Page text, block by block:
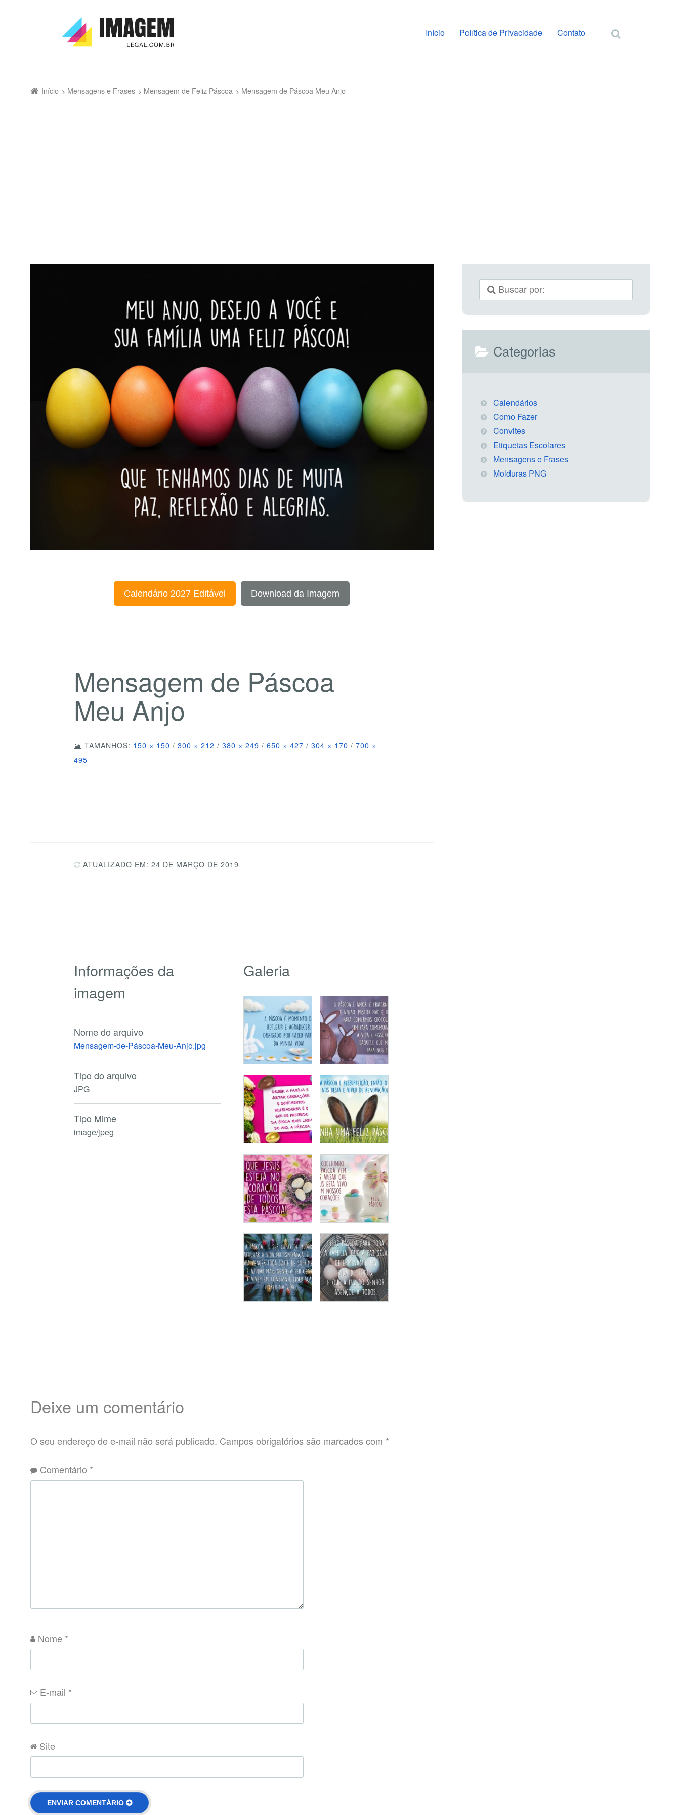
Pular para o conteúdo
Início Política de Privacidade Contato
Início Mensagens e Frases Mensagem de Feliz Páscoa Mensagem de Páscoa Meu Anjo
Calendário 2027 Editável Download da Imagem
Mensagem de Páscoa
Meu Anjo
TAMANHOS: 150 × 150 / 300 × 212 / 380 × 249 / 650 × 427 / 304 × 170 / 700 ×
495
ATUALIZADO EM: 24 DE MARÇO DE 2019
Informações da
imagem
Nome do arquivo
Mensagem-de-Páscoa-Meu-Anjo.jpg
Tipo do arquivo
JPG
Tipo Mime
image/jpeg
Galeria
Deixe um comentário
O seu endereço de e-mail não será publicado. Campos obrigatórios são marcados com *
Comentário *
Nome *
E-mail *
Site
Categorias
Calendários
Como Fazer
Convites
Etiquetas Escolares
Mensagens e Frases
Molduras PNG